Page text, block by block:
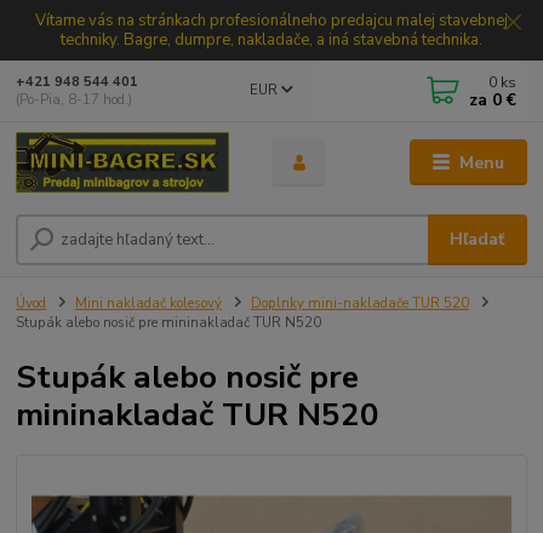
Vítame vás na stránkach profesionálneho predajcu malej stavebnej
techniky. Bagre, dumpre, nakladače, a iná stavebná technika.
Menu
EUR
Hľadať
+421 948 544 401
(Po-Pia, 8-17 hod.)
0 ks
za 0 €
Úvod Mini nakladač kolesový
Doplnky mini-nakladače TUR 520
Stupák alebo nosič pre mininakladač TUR N520
Stupák alebo nosič pre
mininakladač TUR N520